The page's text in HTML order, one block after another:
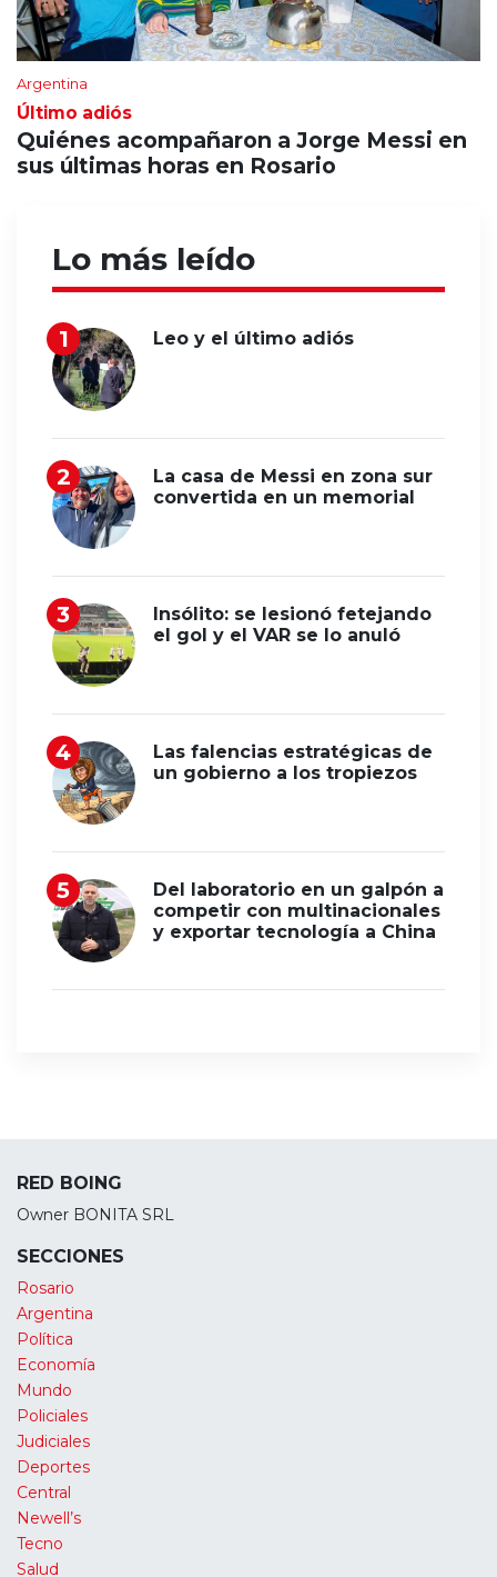
Argentina
Último adiós
Quiénes acompañaron a Jorge Messi en
sus últimas horas en Rosario
Lo más leído
Leo y el último adiós
La casa de Messi en zona sur
convertida en un memorial
Insólito: se lesionó fetejando
el gol y el VAR se lo anuló
Las falencias estratégicas de
un gobierno a los tropiezos
Del laboratorio en un galpón a
competir con multinacionales
y exportar tecnología a China
RED BOING
Owner BONITA SRL
SECCIONES
Rosario
Argentina
Política
Economía
Mundo
Policiales
Judiciales
Deportes
Central
Newell’s
Tecno
Salud